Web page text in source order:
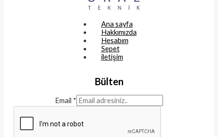
Ana sayfa
Hakkımızda
Hesabım
Sepet
iletişim
Bülten
Email *